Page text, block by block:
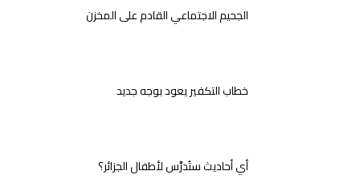
الجحيم الاجتماعي القادم على المخزن
خطاب التكفير يعود بوجه جديد
أي أحاديث ستُدرَّس لأطفال الجزائر؟